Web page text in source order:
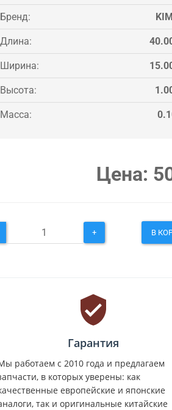
Бренд:
Длина:
Ширина:
Высота:
Масса:
Цена:
+ В
Гарантия
работаем с 2010 года и предлагаем
в которых уверены: как
европейские и японские
так и оригинальные китайские